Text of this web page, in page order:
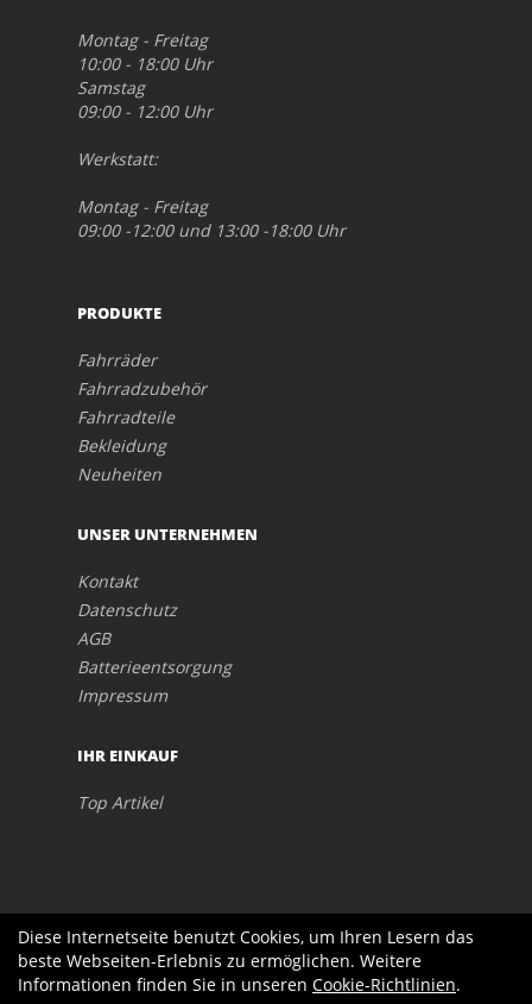
Montag - Freitag
10:00 - 18:00 Uhr
Samstag
09:00 - 12:00 Uhr
Werkstatt:
Montag - Freitag
09:00 -12:00 und 13:00 -18:00 Uhr
PRODUKTE
Fahrräder
Fahrradzubehör
Fahrradteile
Bekleidung
Neuheiten
UNSER UNTERNEHMEN
Kontakt
Datenschutz
AGB
Batterieentsorgung
Impressum
IHR EINKAUF
Top Artikel
Diese Internetseite benutzt Cookies, um Ihren Lesern das
beste Webseiten-Erlebnis zu ermöglichen. Weitere
Informationen finden Sie in unseren Cookie-Richtlinien.